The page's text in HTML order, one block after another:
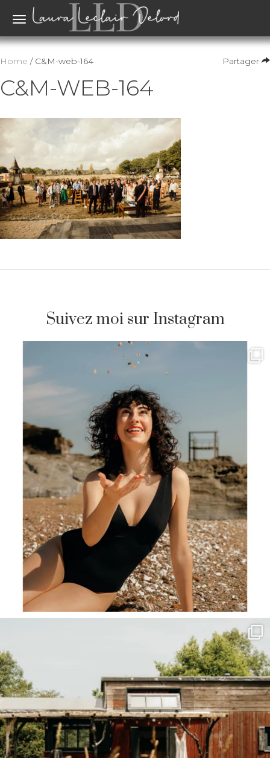
Toggle
Partager
Home / C&M-web-164
C&M-WEB-164
Suivez moi sur Instagram